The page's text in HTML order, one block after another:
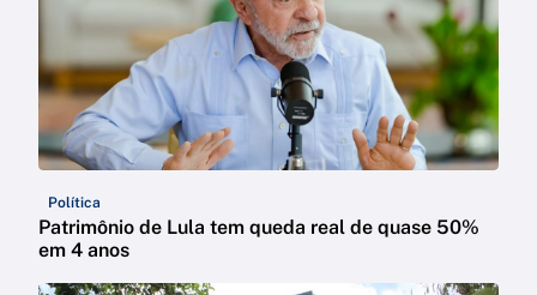
Política
Patrimônio de Lula tem queda real de quase 50%
em 4 anos